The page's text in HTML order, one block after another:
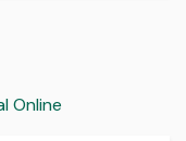
Online